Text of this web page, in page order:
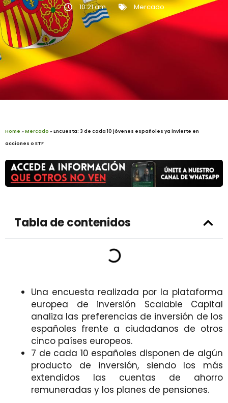
10:21 am
Mercado
Home »Mercado »Encuesta: 3 de cada 10 jóvenes españoles ya invierte en
acciones o ETF
Tabla de contenidos
Una encuesta realizada por la plataforma
europea de inversión Scalable Capital
analiza las preferencias de inversión de los
españoles frente a ciudadanos de otros
cinco países europeos.
7 de cada 10 españoles disponen de algún
producto de inversión, siendo los más
extendidos las cuentas de ahorro
remuneradas y los planes de pensiones.